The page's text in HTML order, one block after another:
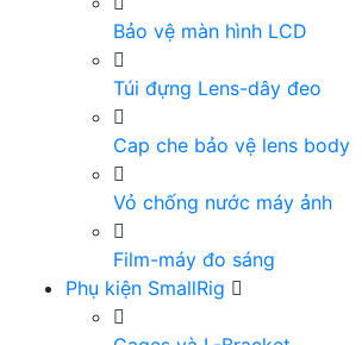
Bảo vệ màn hình LCD
Túi đựng Lens-dây đeo
Cap che bảo vệ lens body
Vỏ chống nước máy ảnh
Film-máy đo sáng
Phụ kiện SmallRig